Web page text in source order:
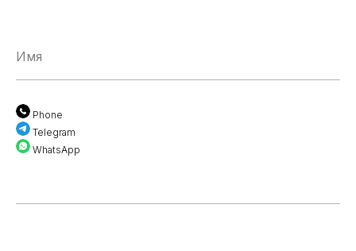
Имя
Phone
Telegram
WhatsApp